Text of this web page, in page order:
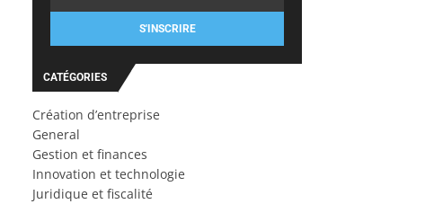
S'INSCRIRE
CATÉGORIES
Création d’entreprise
General
Gestion et finances
Innovation et technologie
Juridique et fiscalité